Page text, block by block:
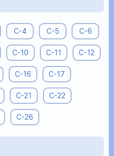
С-4 С-5 С-6
С-10 С-11 С-12
С-16 С-17
С-21 С-22
С-26